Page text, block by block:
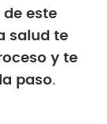
de este
salud te
y te
paso.